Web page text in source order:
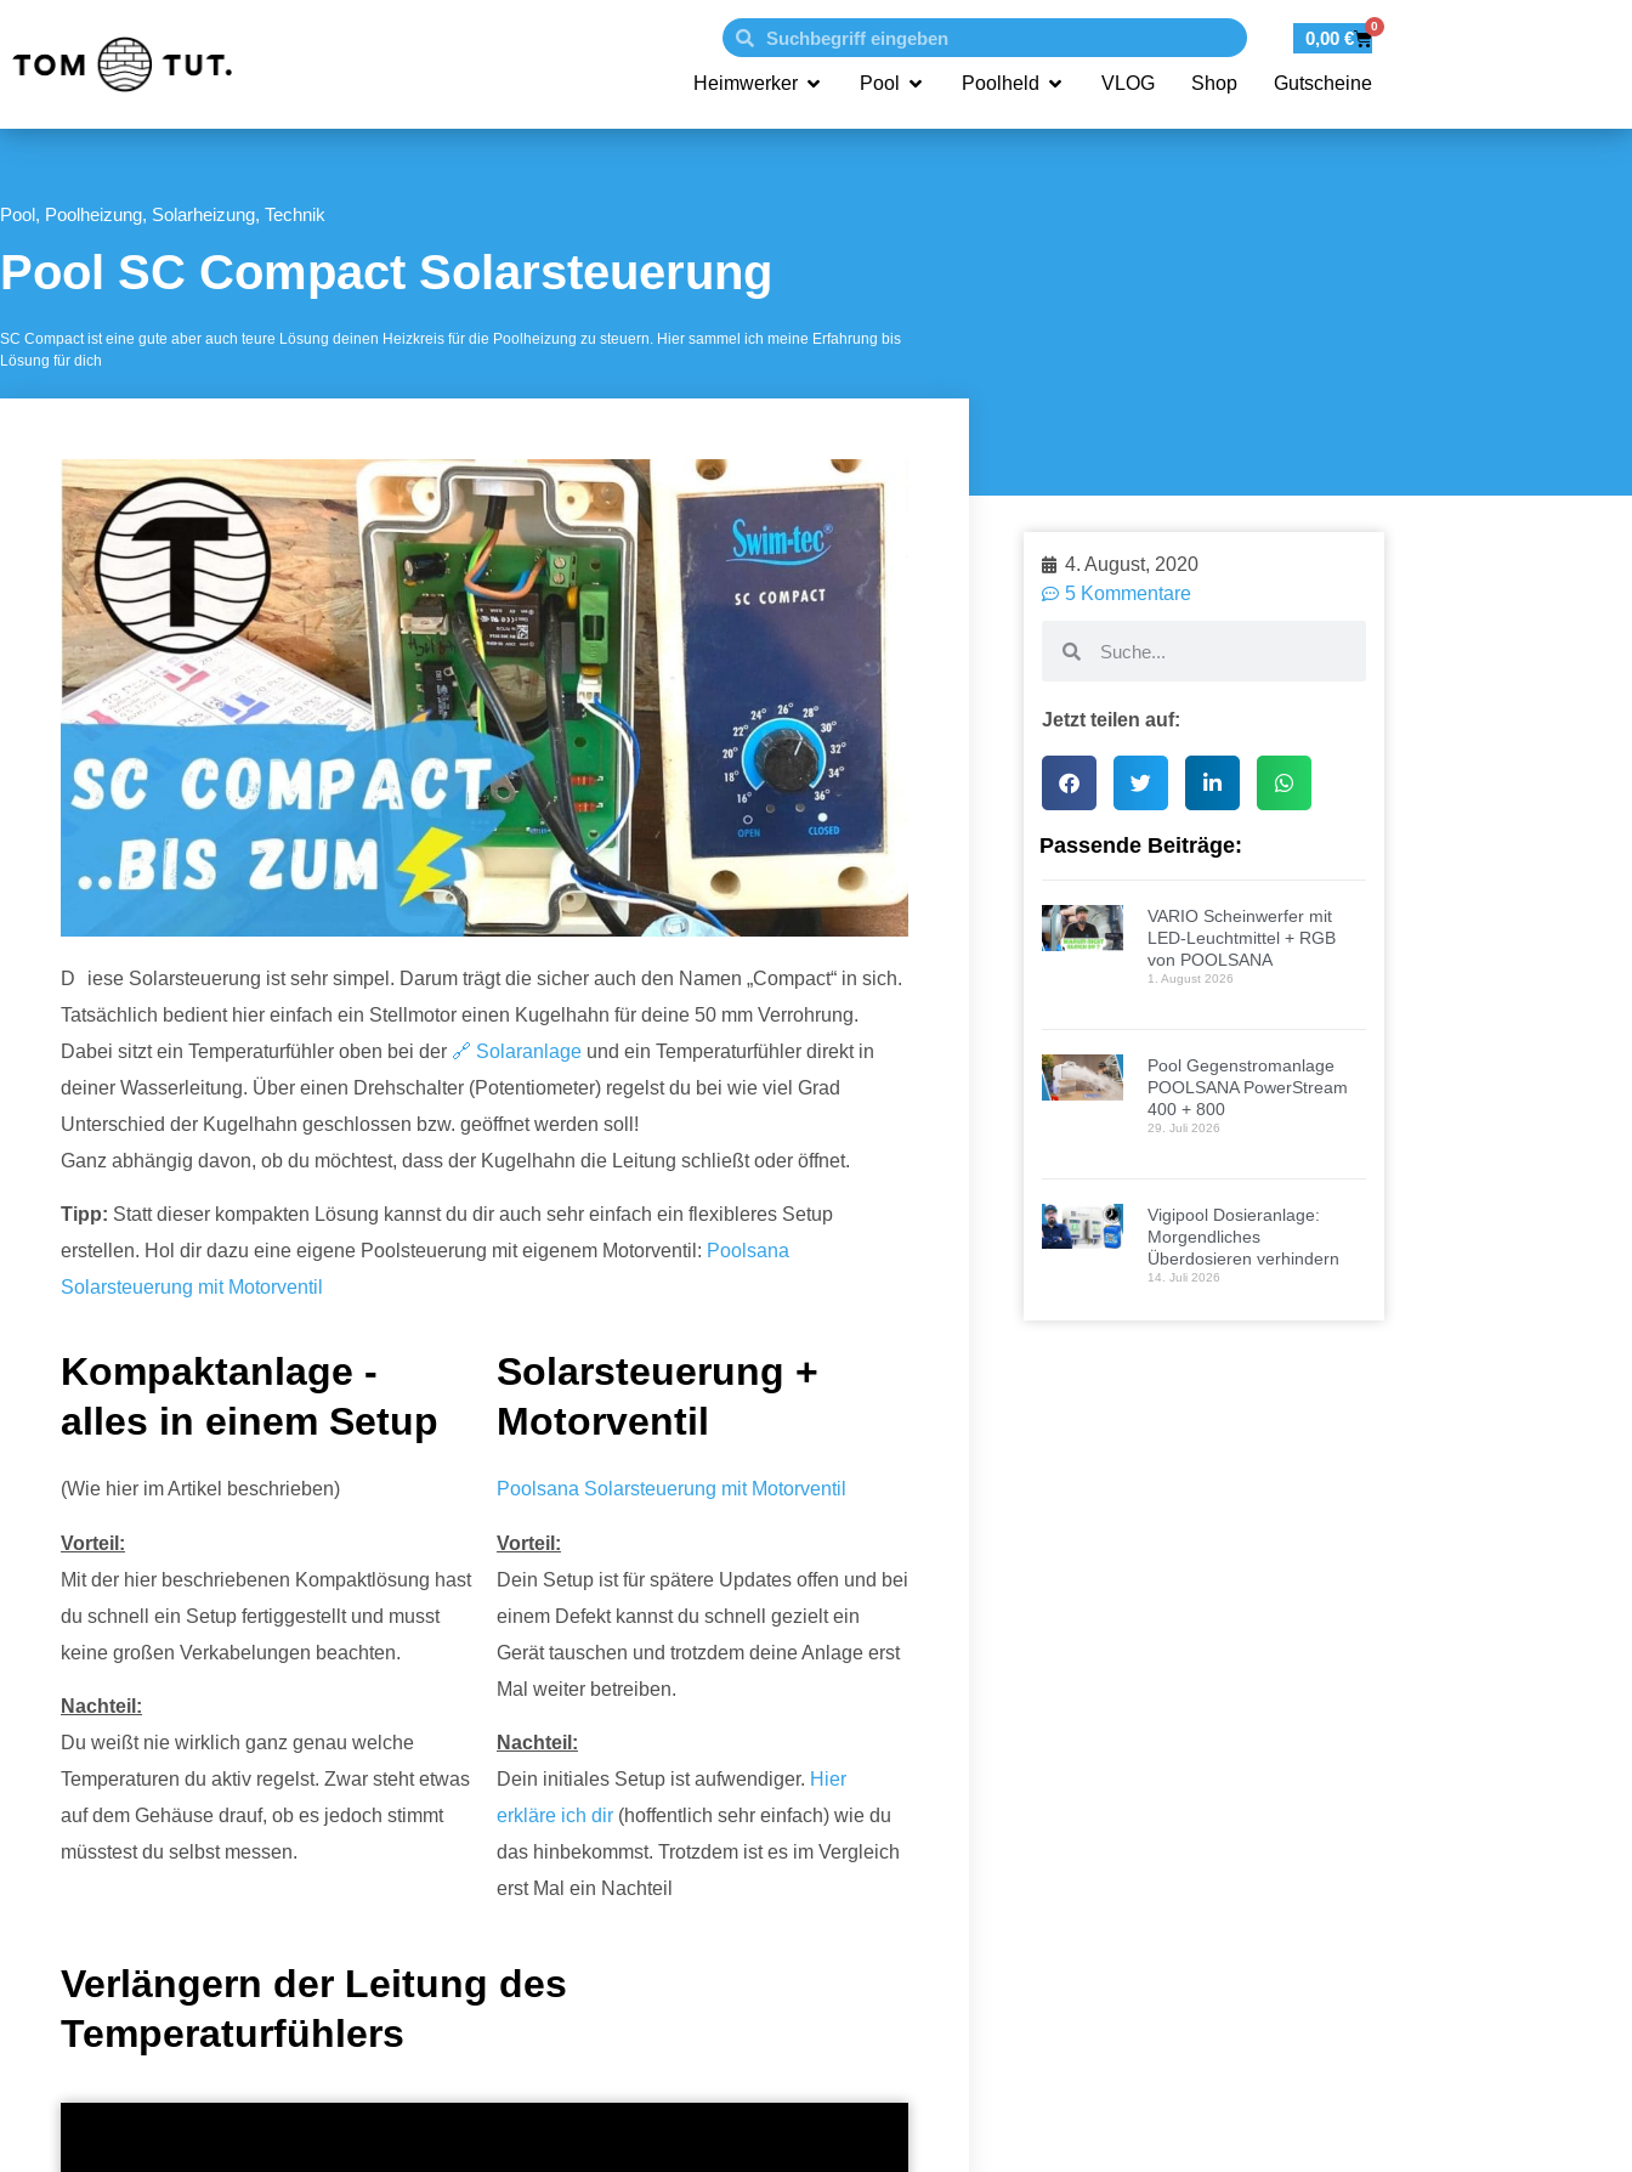
0,00 €
0
Heimwerker Pool Poolheld VLOG Shop Gutscheine
Pool, Poolheizung, Solarheizung, Technik
Pool SC Compact Solarsteuerung
SC Compact ist eine gute aber auch teure Lösung deinen Heizkreis für die Poolheizung zu steuern. Hier sammel ich meine Erfahrung bis
Lösung für dich
D
iese Solarsteuerung ist sehr simpel. Darum trägt die sicher auch den Namen „Compact“ in sich.
Tatsächlich bedient hier einfach ein Stellmotor einen Kugelhahn für deine 50 mm Verrohrung.
Dabei sitzt ein Temperaturfühler oben bei der 🔗 Solaranlage und ein Temperaturfühler direkt in
deiner Wasserleitung. Über einen Drehschalter (Potentiometer) regelst du bei wie viel Grad
Unterschied der Kugelhahn geschlossen bzw. geöffnet werden soll!
Ganz abhängig davon, ob du möchtest, dass der Kugelhahn die Leitung schließt oder öffnet.
Tipp: Statt dieser kompakten Lösung kannst du dir auch sehr einfach ein flexibleres Setup
erstellen. Hol dir dazu eine eigene Poolsteuerung mit eigenem Motorventil: Poolsana
Solarsteuerung mit Motorventil
Kompaktanlage -
alles in einem Setup
(Wie hier im Artikel beschrieben)
Vorteil:
Mit der hier beschriebenen Kompaktlösung hast
du schnell ein Setup fertiggestellt und musst
keine großen Verkabelungen beachten.
Nachteil:
Du weißt nie wirklich ganz genau welche
Temperaturen du aktiv regelst. Zwar steht etwas
auf dem Gehäuse drauf, ob es jedoch stimmt
müsstest du selbst messen.
Solarsteuerung +
Motorventil
Poolsana Solarsteuerung mit Motorventil
Vorteil:
Dein Setup ist für spätere Updates offen und bei
einem Defekt kannst du schnell gezielt ein
Gerät tauschen und trotzdem deine Anlage erst
Mal weiter betreiben.
Nachteil:
Dein initiales Setup ist aufwendiger. Hier
erkläre ich dir(hoffentlich sehr einfach) wie du
das hinbekommst. Trotzdem ist es im Vergleich
erst Mal ein Nachteil
Verlängern der Leitung des
Temperaturfühlers
4. August, 2020
5 Kommentare
Jetzt teilen auf:
Passende Beiträge:
VARIO Scheinwerfer mit
LED-Leuchtmittel + RGB
von POOLSANA
1. August 2026
Pool Gegenstromanlage
POOLSANA PowerStream
400 + 800
29. Juli 2026
Vigipool Dosieranlage:
Morgendliches
Überdosieren verhindern
14. Juli 2026